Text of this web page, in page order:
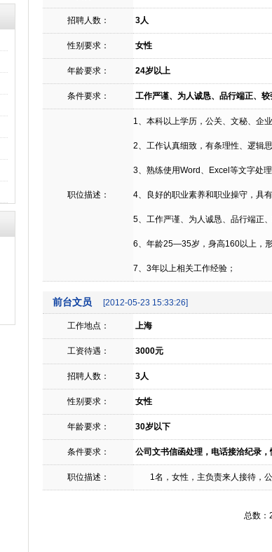
招聘人数： 3人
性别要求： 女性
年龄要求： 24岁以上
条件要求： 工作严谨、为人诚恳、品行端正、
职位描述：
1、本科以上学历，公关、文秘、企
2、工作认真细致，有条理性、逻辑
3、熟练使用Word、Excel等文字处理
4、良好的职业素养和职业操守，具
5、工作严谨、为人诚恳、品行端正
6、年龄25—35岁，身高160以上，
7、3年以上相关工作经验；
前台文员 [2012-05-23 15:33:26]
工作地点： 上海
工资待遇： 3000元
招聘人数： 3人
性别要求： 女性
年龄要求： 30岁以下
条件要求： 公司文书信函处理，电话接洽纪录，
职位描述： 1名，女性，主负责来人接待，公
总数：